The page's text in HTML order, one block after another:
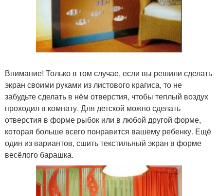
Внимание! Только в том случае, если вы решили сделать
экран своими руками из листового крагиса, то не
забудьте сделать в нём отверстия, чтобы теплый воздух
проходил в комнату. Для детской можно сделать
отверстия в форме рыбок или в любой другой форме,
которая больше всего понравится вашему ребенку. Ещё
один из вариантов, сшить текстильный экран в форме
весёлого барашка.